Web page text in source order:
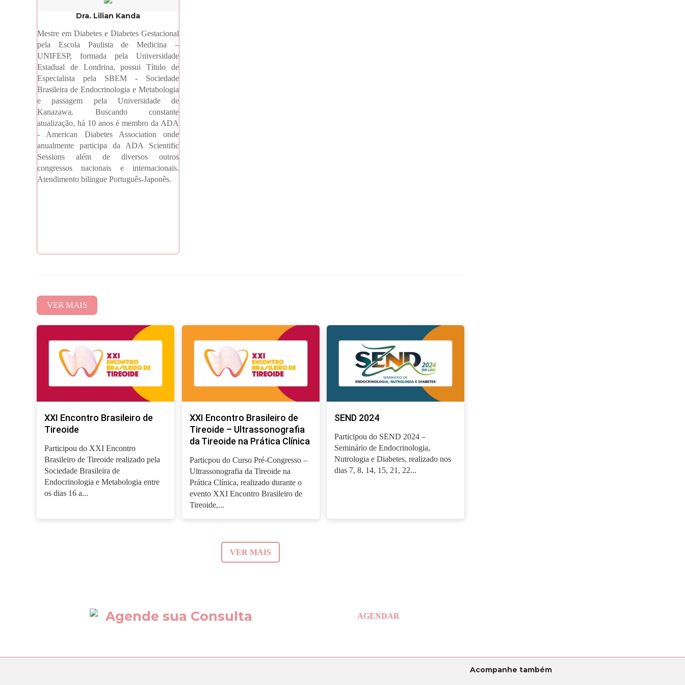
Dra. Lilian Kanda
Mestre em Diabetes e Diabetes Gestacional
pela Escola Paulista de Medicina –
UNIFESP, formada pela Universidade
Estadual de Londrina, possui Título de
Especialista pela SBEM - Sociedade
Brasileira de Endocrinologia e Metabologia
e passagem pela Universidade de
Kanazawa. Buscando constante
atualização, há 10 anos é membro da ADA
- American Diabetes Association onde
anualmente participa da ADA Scientific
Sessions além de diversos outros
congressos nacionais e internacionais.
Atendimento bilingue Português-Japonês.
VER MAIS
XXI Encontro Brasileiro de
Tireoide
Participou do XXI Encontro
Brasileiro de Tireoide realizado pela
Sociedade Brasileira de
Endocrinologia e Metabologia entre
os dias 16 a...
XXI Encontro Brasileiro de
Tireoide – Ultrassonografia
da Tireoide na Prática Clínica
Particpou do Curso Pré-Congresso –
Ultrassonografia da Tireoide na
Prática Clínica, realizado durante o
evento XXI Encontro Brasileiro de
Tireoide,...
SEND 2024
Participou do SEND 2024 –
Seminário de Endocrinologia,
Nutrologia e Diabetes, realizado nos
dias 7, 8, 14, 15, 21, 22...
VER MAIS
Agende sua Consulta AGENDAR
Acompanhe também